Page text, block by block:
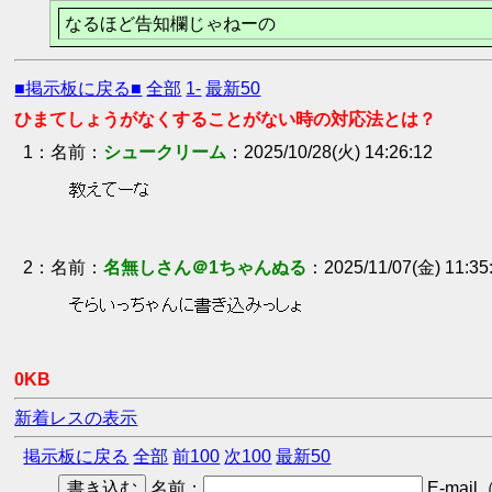
なるほど告知欄じゃねーの
■掲示板に戻る■ 全部 1- 最新50
ひまてしょうがなくすることがない時の対応法とは？
1 ： シュークリーム 2025/10/28(火) 14:26:12
教えてーな
2 ： 名無しさん＠1ちゃんぬる 2025/11/07(金)
そらいっちゃんに書き込みっしょ
0KB
新着レスの表示
掲示板に戻る 全部 前100 次100 最新50